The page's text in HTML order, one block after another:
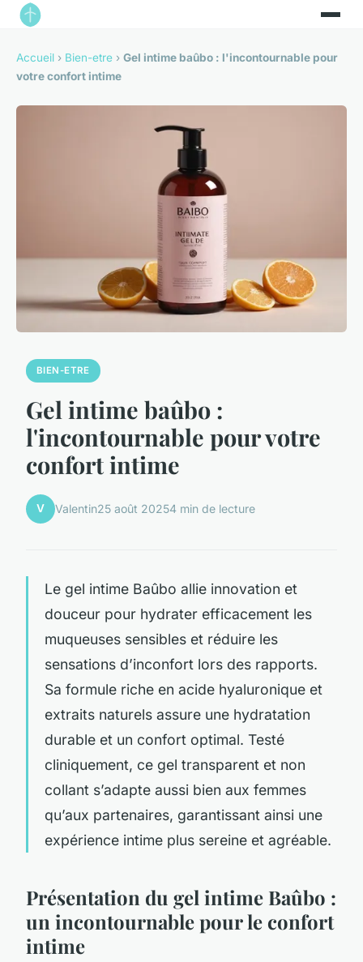
Accueil › Bien-etre › Gel intime baûbo : l'incontournable pour
votre confort intime
BIEN-ETRE
Gel intime baûbo :
l'incontournable pour votre
confort intime
V Valentin25 août 20254 min de lecture
Le gel intime Baûbo allie innovation et
douceur pour hydrater efficacement les
muqueuses sensibles et réduire les
sensations d’inconfort lors des rapports.
Sa formule riche en acide hyaluronique et
extraits naturels assure une hydratation
durable et un confort optimal. Testé
cliniquement, ce gel transparent et non
collant s’adapte aussi bien aux femmes
qu’aux partenaires, garantissant ainsi une
expérience intime plus sereine et agréable.
Présentation du gel intime Baûbo :
un incontournable pour le confort
intime